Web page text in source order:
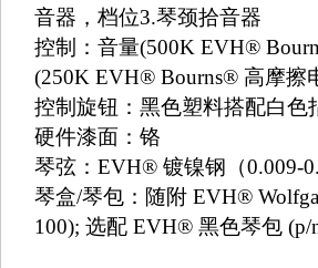
音器，档位3.琴颈拾音器
控制：音量(500K EVH®
(250K EVH® Bourns® 高摩擦
控制旋钮：黑色塑料搭配白色
硬件漆面：铬
琴弦：EVH® 镀镍钢（0.009-
琴盒/琴包：随附 EVH®
100); 选配 EVH® 黑色琴包 (p/